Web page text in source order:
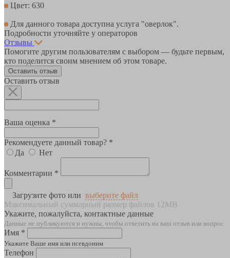
Цвет: 630
Для данного товара доступна услуга "оверлок".
Подробности уточняйте у операторов
Отзывы
Помогите другим пользователям с выбором — будьте первым,
кто поделится своим мнением об этом товаре.
Оставить отзыв
Оставить отзыв
Ваша оценка *
Рекомендуете данный товар? *
Да
Нет
Комментарии *
Загрузите фото или выберите файл
Максимальный суммарный размер файлов 12MB
Укажите, пожалуйста, контактные данные
Данные не публикуются и нужны, чтобы ответить на ваш отзыв или вопрос
Имя *
Укажите Ваше имя или псевдоним
Телефон